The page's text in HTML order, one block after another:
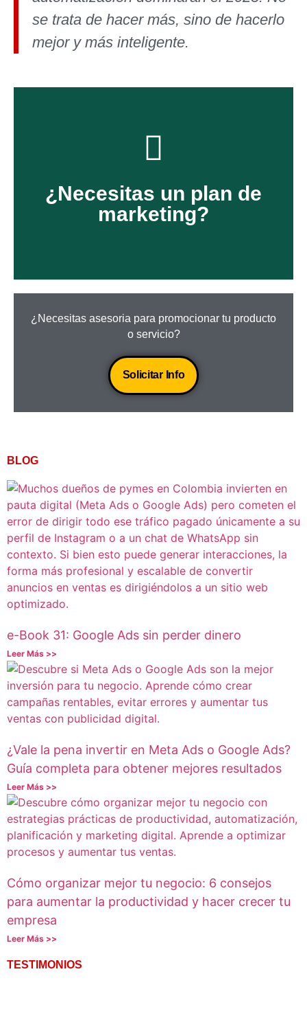
se trata de hacer más, sino de hacerlo
mejor y más inteligente.
¿Necesitas un plan de
marketing?
Ofrecemos planes para redes
sociales y de contenidos a la
medida:
Ver más
¿Necesitas asesoria para promocionar tu producto
o servicio?
Solicitar Info
BLOG
e-Book 31: Google Ads sin perder dinero
Leer Más >>
¿Vale la pena invertir en Meta Ads o Google Ads?
Guía completa para obtener mejores resultados
Leer Más >>
Cómo organizar mejor tu negocio: 6 consejos
para aumentar la productividad y hacer crecer tu
empresa
Leer Más >>
TESTIMONIOS